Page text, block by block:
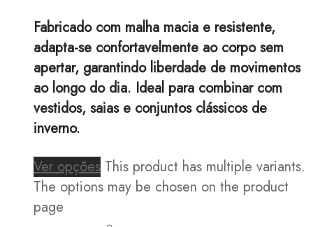
Fabricado com malha macia e resistente,
adapta-se confortavelmente ao corpo sem
apertar, garantindo liberdade de movimentos
ao longo do dia. Ideal para combinar com
vestidos, saias e conjuntos clássicos de
inverno.
Ver opções This product has multiple variants.
The options may be chosen on the product
page